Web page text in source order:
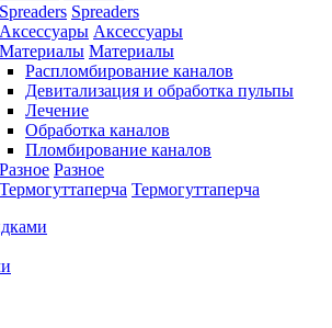
Spreaders
Аксессуары
Материалы
Распломбирование каналов
Девитализация и обработка пульпы
Лечение
Обработка каналов
Пломбирование каналов
Разное
Термогуттаперча